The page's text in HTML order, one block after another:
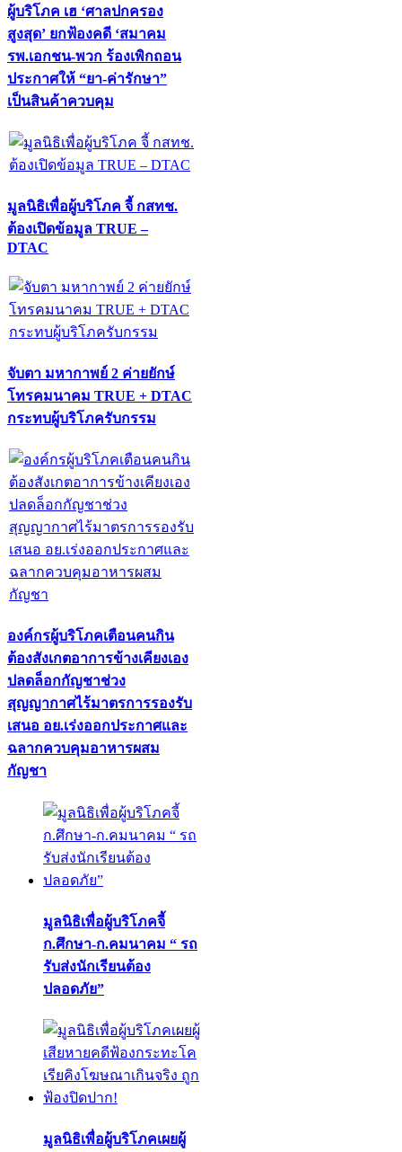
ผู้บริโภค เฮ ‘ศาลปกครอง
สูงสุด’ ยกฟ้องคดี ‘สมาคม
รพ.เอกชน-พวก ร้องเพิกถอน
ประกาศให้ “ยา-ค่ารักษา”
เป็นสินค้าควบคุม
มูลนิธิเพื่อผู้บริโภค จี้ กสทช.
ต้องเปิดข้อมูล TRUE –
DTAC
จับตา มหากาพย์ 2 ค่ายยักษ์
โทรคมนาคม TRUE + DTAC
กระทบผู้บริโภครับกรรม
องค์กรผู้บริโภคเตือนคนกิน
ต้องสังเกตอาการข้างเคียงเอง
ปลดล็อกกัญชาช่วง
สุญญากาศไร้มาตรการรองรับ
เสนอ อย.เร่งออกประกาศและ
ฉลากควบคุมอาหารผสม
กัญชา
มูลนิธิเพื่อผู้บริโภคจี้
ก.ศึกษา-ก.คมนาคม “ รถ
รับส่งนักเรียนต้อง
ปลอดภัย”
มูลนิธิเพื่อผู้บริโภคเผยผู้